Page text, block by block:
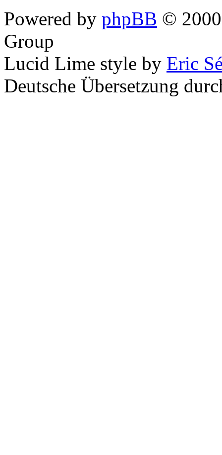
Powered by phpBB ©
Group
Lucid Lime style by Eric
Deutsche Übersetzung